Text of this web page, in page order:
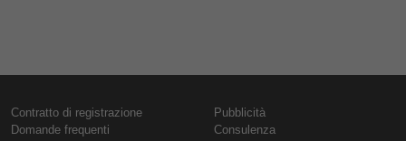
Contratto di registrazione
Domande frequenti
Pubblicità
Consulenza